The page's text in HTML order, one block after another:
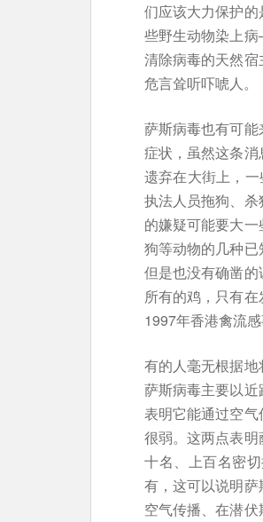
们应该大力保护
些野生动物染上
清除病毒的天然
危言耸听吓唬人。
萨斯病毒也有可
症状，虽然这条
遗弃在大街上，
执法人员拖狗、
的嫌疑可能要大一
狗等动物的几种已
但是也没有确凿
所有的鸡，只有
1997年香港禽流
有的人毫无根据地
萨斯病毒主要以
表明它能通过空
很弱。这两点表
十名、上百名密
有，这可以说明
空气传播、在潜